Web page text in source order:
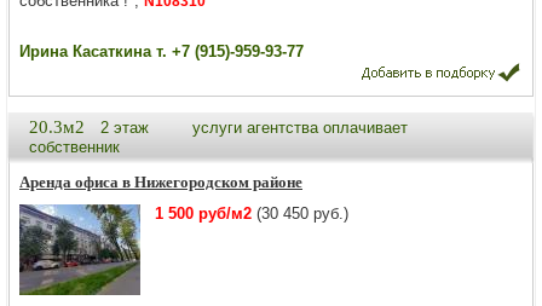
Ирина Касаткина т. +7 (915)-959-93-77
20.3м2 2 этаж
услуги агентства оплачивает
собственник
Аренда офиса в Нижегородском районе
1 500 руб/м2 (30 450 руб.)